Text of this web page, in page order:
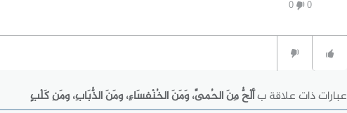
0
0
عبارات ذات علاقة بأَلْحُّ مِنَ الحُمىَّ، وَمَنَ الخُنْفسَاءِ، ومَنَ الذُّبَابِ، ومَنِ كَلْبٍ